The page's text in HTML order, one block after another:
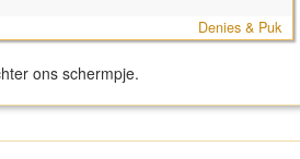
Denies & Puk
ons schermpje.